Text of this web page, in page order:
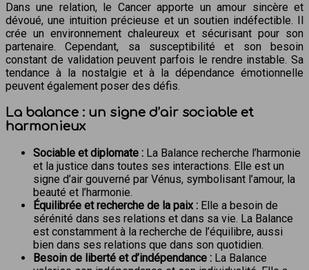
Dans une relation, le Cancer apporte un amour sincère et
dévoué, une intuition précieuse et un soutien indéfectible. Il
crée un environnement chaleureux et sécurisant pour son
partenaire. Cependant, sa susceptibilité et son besoin
constant de validation peuvent parfois le rendre instable. Sa
tendance à la nostalgie et à la dépendance émotionnelle
peuvent également poser des défis.
La balance : un signe d’air sociable et
harmonieux
Sociable et diplomate : La Balance recherche l’harmonie
et la justice dans toutes ses interactions. Elle est un
signe d’air gouverné par Vénus, symbolisant l’amour, la
beauté et l’harmonie.
Équilibrée et recherche de la paix : Elle a besoin de
sérénité dans ses relations et dans sa vie. La Balance
est constamment à la recherche de l’équilibre, aussi
bien dans ses relations que dans son quotidien.
Besoin de liberté et d’indépendance : La Balance